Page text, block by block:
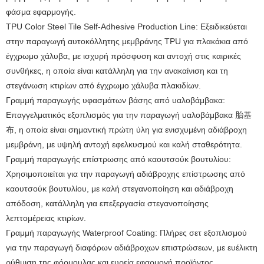
φάσμα εφαρμογής.
TPU Color Steel Tile Self-Adhesive Production Line: Εξειδικεύεται
στην παραγωγή αυτοκόλλητης μεμβράνης TPU για πλακάκια από
έγχρωμο χάλυβα, με ισχυρή πρόσφυση και αντοχή στις καιρικές
συνθήκες, η οποία είναι κατάλληλη για την ανακαίνιση και τη
στεγάνωση κτιρίων από έγχρωμο χάλυβα πλακιδίων.
Γραμμή παραγωγής υφασμάτων βάσης από υαλοβάμβακα:
Επαγγελματικός εξοπλισμός για την παραγωγή υαλοβάμβακα 胎基
布, η οποία είναι σημαντική πρώτη ύλη για ενισχυμένη αδιάβροχη
μεμβράνη, με υψηλή αντοχή εφελκυσμού και καλή σταθερότητα.
Γραμμή παραγωγής επίστρωσης από καουτσούκ βουτυλίου:
Χρησιμοποιείται για την παραγωγή αδιάβροχης επίστρωσης από
καουτσούκ βουτυλίου, με καλή στεγανοποίηση και αδιάβροχη
απόδοση, κατάλληλη για επεξεργασία στεγανοποίησης
λεπτομέρειας κτιρίων.
Γραμμή παραγωγής Waterproof Coating: Πλήρες σετ εξοπλισμού
για την παραγωγή διαφόρων αδιάβροχων επιστρώσεων, με ευέλικτη
ρύθμιση της φόρμουλας και ευρεία εφαρμογή προϊόντος.